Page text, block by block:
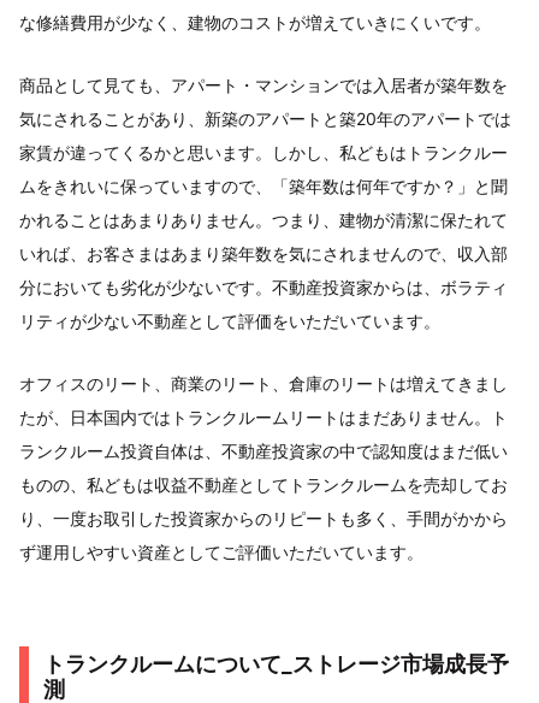
な修繕費用が少なく、建物のコストが増えていきにくいです。
商品として見ても、アパート・マンションでは入居者が築年数を
気にされることがあり、新築のアパートと築20年のアパートでは
家賃が違ってくるかと思います。しかし、私どもはトランクルー
ムをきれいに保っていますので、「築年数は何年ですか？」と聞
かれることはあまりありません。つまり、建物が清潔に保たれて
いれば、お客さまはあまり築年数を気にされませんので、収入部
分においても劣化が少ないです。不動産投資家からは、ボラティ
リティが少ない不動産として評価をいただいています。
オフィスのリート、商業のリート、倉庫のリートは増えてきまし
たが、日本国内ではトランクルームリートはまだありません。ト
ランクルーム投資自体は、不動産投資家の中で認知度はまだ低い
ものの、私どもは収益不動産としてトランクルームを売却してお
り、一度お取引した投資家からのリピートも多く、手間がかから
ず運用しやすい資産としてご評価いただいています。
トランクルームについて_ストレージ市場成長予
測